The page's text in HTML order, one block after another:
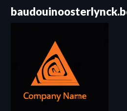
Passer